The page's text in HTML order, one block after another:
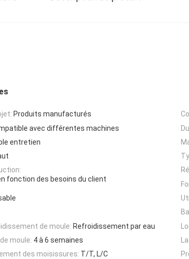
Produits manufacturés
avec différentes machines
entretien
fonction des besoins du client
de moule: Refroidissement par eau
moule: 4 à 6 semaines
des moisissures: T/T, L/C